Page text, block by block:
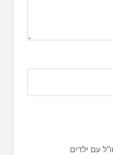
עם ילדים